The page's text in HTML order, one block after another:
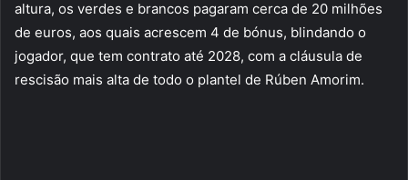
altura, os verdes e brancos pagaram cerca de 20 milhões
de euros, aos quais acrescem 4 de bónus, blindando o
jogador, que tem contrato até 2028, com a cláusula de
rescisão mais alta de todo o plantel de Rúben Amorim.